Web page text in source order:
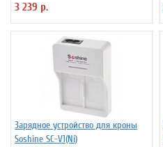
3 239 р.
Зарядное устройство для кроны
Soshine SC-V1(Ni)